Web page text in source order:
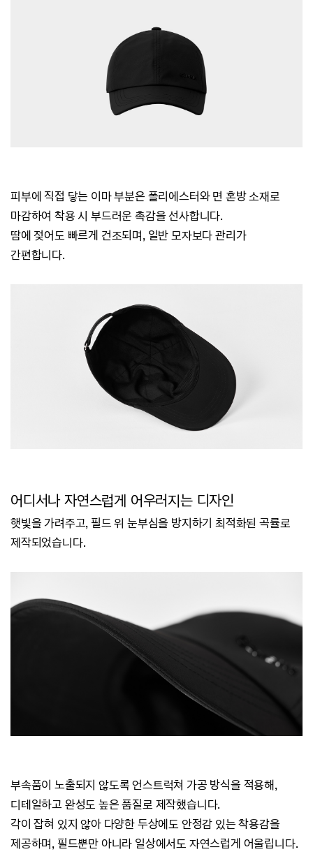
피부에 직접 닿는 이마 부분은 폴리에스터와 면 혼방 소재로
마감하여 착용 시 부드러운 촉감을 선사합니다.
땀에 젖어도 빠르게 건조되며, 일반 모자보다 관리가
간편합니다.
어디서나 자연스럽게 어우러지는 디자인
햇빛을 가려주고, 필드 위 눈부심을 방지하기 최적화된 곡률로
제작되었습니다.
부속품이 노출되지 않도록 언스트럭쳐 가공 방식을 적용해,
디테일하고 완성도 높은 품질로 제작했습니다.
각이 잡혀 있지 않아 다양한 두상에도 안정감 있는 착용감을
제공하며, 필드뿐만 아니라 일상에서도 자연스럽게 어울립니다.